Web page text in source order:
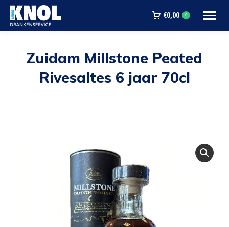
€0,00 0
Zuidam Millstone Peated
Rivesaltes 6 jaar 70cl